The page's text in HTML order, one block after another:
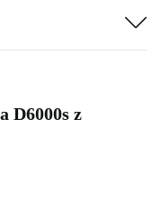
D6000s z